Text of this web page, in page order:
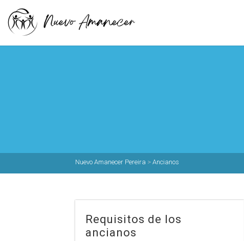
Nuevo Amanecer Pereira > Ancianos
Requisitos de los
ancianos